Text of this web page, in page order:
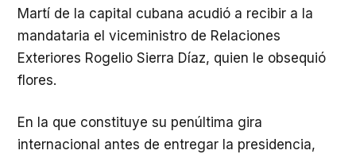
Martí de la capital cubana acudió a recibir a la
mandataria el viceministro de Relaciones
Exteriores Rogelio Sierra Díaz, quien le obsequió
flores.
En la que constituye su penúltima gira
internacional antes de entregar la presidencia,